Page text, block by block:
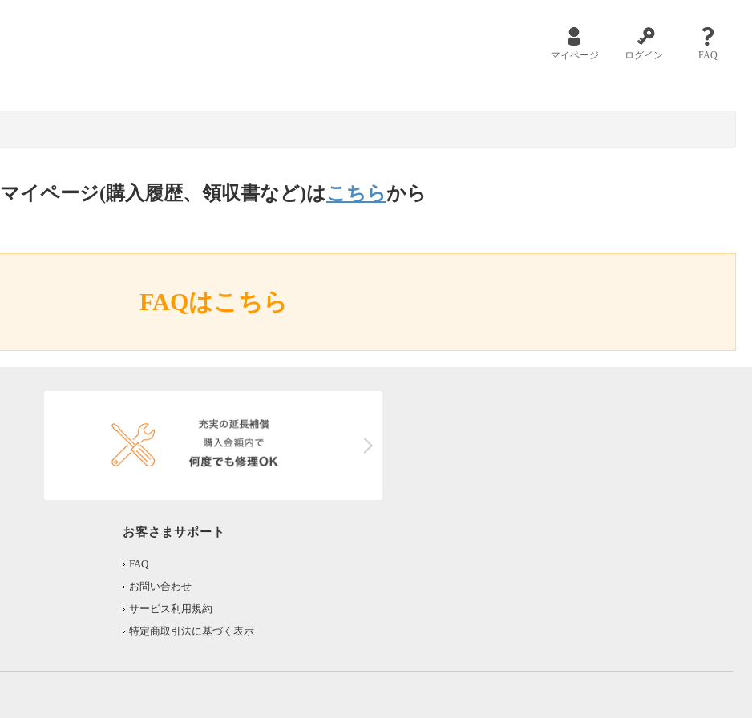
マイページ ログイン FAQ
マイページ(購入履歴、領収書など)はこちらから
FAQはこちら
お客さまサポート
FAQ
お問い合わせ
サービス利用規約
特定商取引法に基づく表示